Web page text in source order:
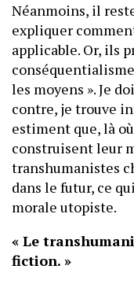
Néanmoins, il
expliquer
applicable. Or, ils
les moyens ». Je
contre, je trouve
estiment que, là
construisent leur
transhumanistes
dans le futur, ce
morale utopiste.
« Le
fiction. »